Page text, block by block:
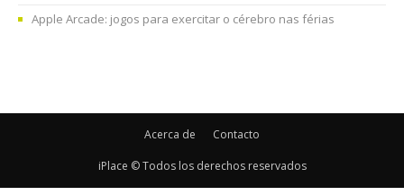
Apple Arcade: jogos para exercitar o cérebro nas férias
Acerca de Contacto
iPlace © Todos los derechos reservados